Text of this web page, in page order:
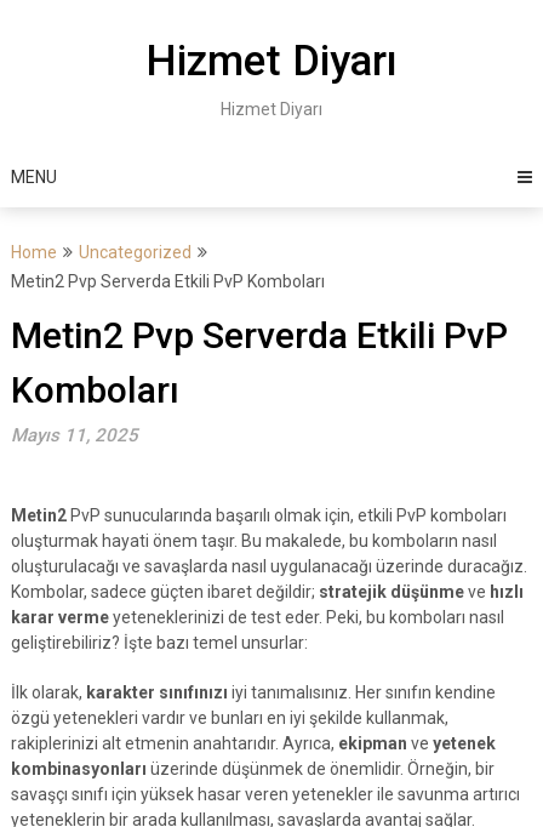
Hizmet Diyarı
Hizmet Diyarı
MENU
Home
Uncategorized
Metin2 Pvp Serverda Etkili PvP Komboları
Metin2 Pvp Serverda Etkili PvP
Komboları
Mayıs 11, 2025
Metin2PvP sunucularında başarılı olmak için, etkili PvP komboları
oluşturmak hayati önem taşır. Bu makalede, bu komboların nasıl
oluşturulacağı ve savaşlarda nasıl uygulanacağı üzerinde duracağız.
Kombolar, sadece güçten ibaret değildir; stratejik düşünmeve hızlı
karar vermeyeteneklerinizi de test eder. Peki, bu komboları nasıl
geliştirebiliriz? İşte bazı temel unsurlar:
İlk olarak, karakter sınıfınızı iyi tanımalısınız. Her sınıfın kendine
özgü yetenekleri vardır ve bunları en iyi şekilde kullanmak,
rakiplerinizi alt etmenin anahtarıdır. Ayrıca, ekipman ve yetenek
kombinasyonları üzerinde düşünmek de önemlidir. Örneğin, bir
savaşçı sınıfı için yüksek hasar veren yetenekler ile savunma artırıcı
yeteneklerin bir arada kullanılması, savaşlarda avantaj sağlar.